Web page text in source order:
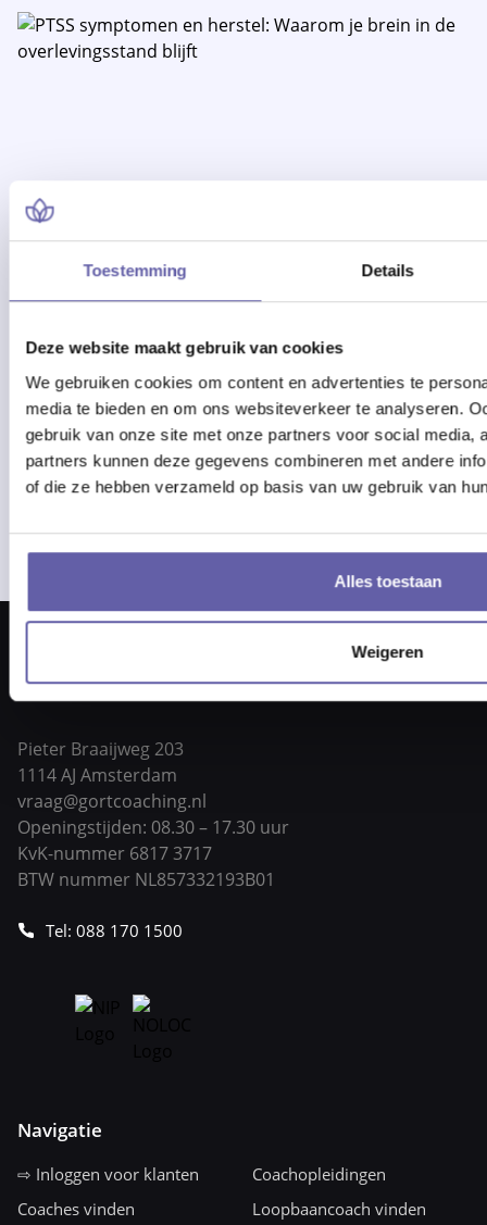
Toestemming Details
Deze website maakt gebruik van cookies
We gebruiken cookies om content en advertenties te
media te bieden en om ons websiteverkeer te analyseren.
gebruik van onze site met onze partners voor social media,
partners kunnen deze gegevens combineren met andere
of die ze hebben verzameld op basis van uw gebruik van
Alles toestaan
Weigeren
13/02/2026
brein in de overlevingsstand blijft
Nu lezen
Pieter Braaijweg 203
1114 AJ Amsterdam
vraag@gortcoaching.nl
Openingstijden: 08.30 – 17.30 uur
KvK-nummer 6817 3717
BTW nummer NL857332193B01
Tel: 088 170 1500
Navigatie
⇨ Inloggen voor klanten
Coachopleidingen
Coaches vinden
Loopbaancoach vinden